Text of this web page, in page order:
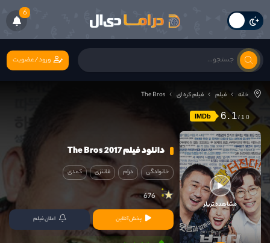
6
ورود/عضویت
خانه فیلم فیلم کره ای The Bros
IMDb 6.1
مشاهده تریلر
دانلود فیلم The Bros 2017
خانوادگی درام فانتزی کمدی
676
پخش آنلاین اعلان فیلم